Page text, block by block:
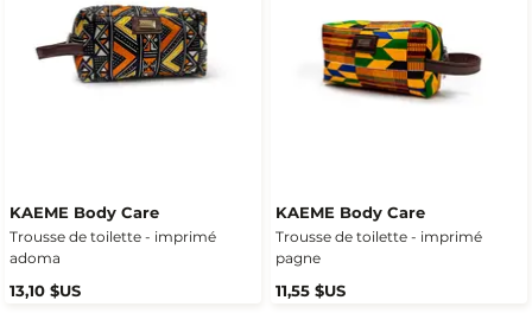
KAEME Body Care
Trousse de toilette - imprimé
adoma
13,10 $US
KAEME Body Care
Trousse de toilette - imprimé
pagne
11,55 $US